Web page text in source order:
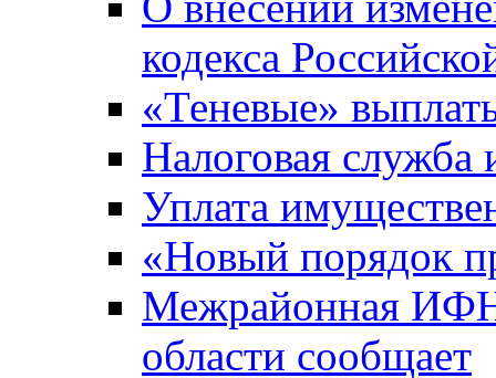
кодекса
«Теневые»
Налоговая служба
Уплата
«Новый порядок
Межрайонная
области сообщает